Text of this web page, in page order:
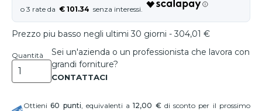
€ 101.34
Prezzo piu basso negli ultimi 30 giorni - 304,01 €
Quantità
Sei un'azienda o un professionista che lavora con
grandi forniture?
Ottieni60 punti, equivalenti a12,00 €di sconto per il prossimo